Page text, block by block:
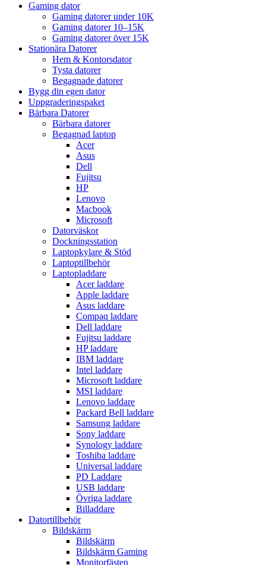
Gaming dator
Gaming datorer under 10K
Gaming datorer 10–15K
Gaming datorer över 15K
Stationära Datorer
Hem & Kontorsdator
Tysta datorer
Begagnade datorer
Bygg din egen dator
Uppgraderingspaket
Bärbara Datorer
Bärbara datorer
Begagnad laptop
Acer
Asus
Dell
Fujitsu
HP
Lenovo
Macbook
Microsoft
Datorväskor
Dockningsstation
Laptopkylare & Stöd
Laptoptillbehör
Laptopladdare
Acer laddare
Apple laddare
Asus laddare
Compaq laddare
Dell laddare
Fujitsu laddare
HP laddare
IBM laddare
Intel laddare
Microsoft laddare
MSI laddare
Lenovo laddare
Packard Bell laddare
Samsung laddare
Sony laddare
Synology laddare
Toshiba laddare
Universal laddare
PD Laddare
USB laddare
Övriga laddare
Billaddare
Datortillbehör
Bildskärm
Bildskärm
Bildskärm Gaming
Monitorfästen